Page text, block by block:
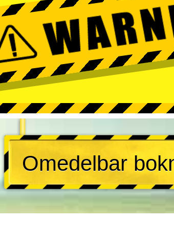
Omedelbar